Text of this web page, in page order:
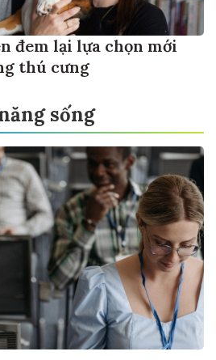
đem lại lựa chọn mới
thú cưng
sống